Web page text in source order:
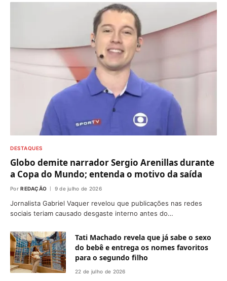
DESTAQUES
Globo demite narrador Sergio Arenillas durante
a Copa do Mundo; entenda o motivo da saída
Por REDAÇÃO 9 de julho de 2026
Jornalista Gabriel Vaquer revelou que publicações nas redes
sociais teriam causado desgaste interno antes do…
Tati Machado revela que já sabe o sexo
do bebê e entrega os nomes favoritos
para o segundo filho
22 de julho de 2026